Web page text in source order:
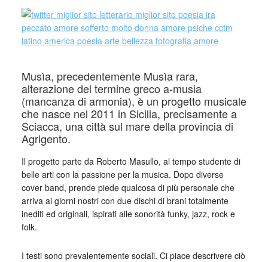
Musìa, precedentemente Musìa rara,
alterazione del termine greco a-musia
(mancanza di armonia), è un progetto musicale
che nasce nel 2011 in Sicilia, precisamente a
Sciacca, una città sul mare della provincia di
Agrigento.
Il progetto parte da Roberto Masullo, al tempo studente di
belle arti con la passione per la musica. Dopo diverse
cover band, prende piede qualcosa di più personale che
arriva ai giorni nostri con due dischi di brani totalmente
inediti ed originali, ispirati alle sonorità funky, jazz, rock e
folk.
I testi sono prevalentemente sociali. Ci piace descrivere ciò